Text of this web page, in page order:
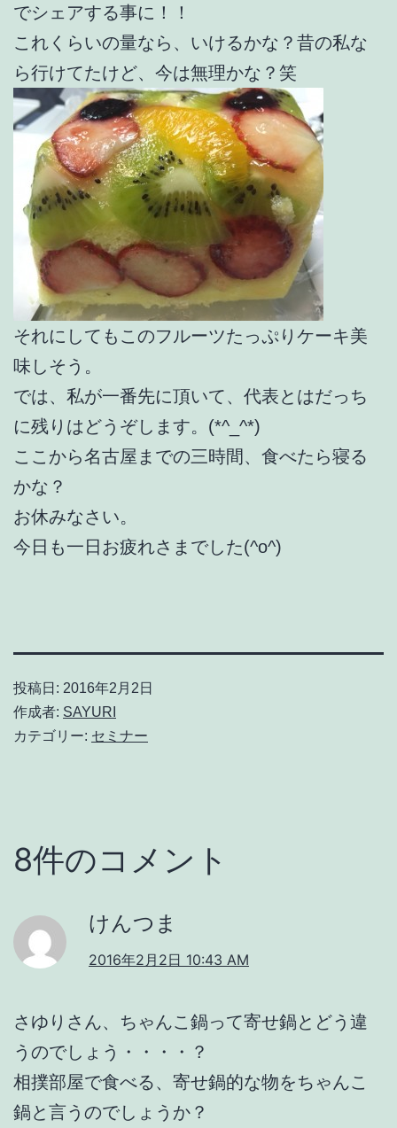
でシェアする事に！！
これくらいの量なら、いけるかな？昔の私な
ら行けてたけど、今は無理かな？笑
それにしてもこのフルーツたっぷりケーキ美
味しそう。
では、私が一番先に頂いて、代表とはだっち
に残りはどうぞします。(*^_^*)
ここから名古屋までの三時間、食べたら寝る
かな？
お休みなさい。
今日も一日お疲れさまでした(^o^)
投稿日: 2016年2月2日
作成者: SAYURI
カテゴリー: セミナー
8件のコメント
けんつま
2016年2月2日 10:43 AM
さゆりさん、ちゃんこ鍋って寄せ鍋とどう違
うのでしょう・・・・？
相撲部屋で食べる、寄せ鍋的な物をちゃんこ
鍋と言うのでしょうか？